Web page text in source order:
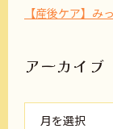
【産後ケア】み
アーカイブ